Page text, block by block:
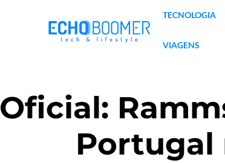
TECNOLOGIA
VIAGENS
Oficial:
Portugal